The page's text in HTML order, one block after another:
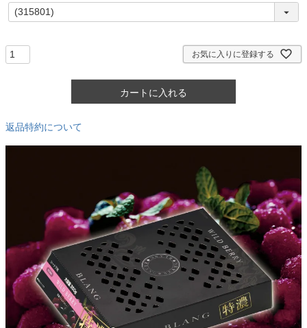
(
必
お気に入りに登録する
カートに入れる
返品特約について